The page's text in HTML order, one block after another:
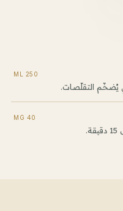
250 ML
يُضخّم التقلّصات.
40 MG